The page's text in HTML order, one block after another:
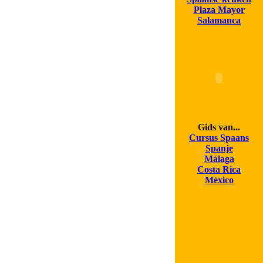
Plaza Mayor
Salamanca
Gids van...
Cursus Spaans
Spanje
Málaga
Costa Rica
México